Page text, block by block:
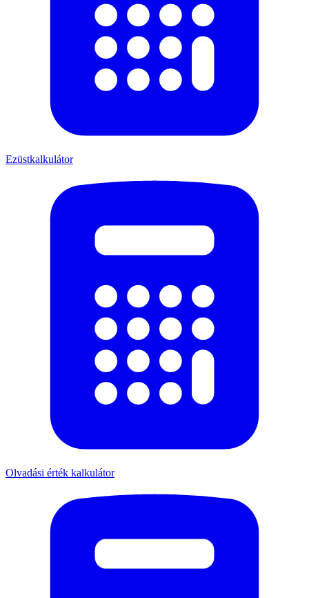
Ezüstkalkulátor
Olvadási érték kalkulátor